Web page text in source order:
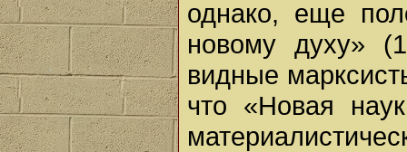
однако, еще
новому духу»
видные
что «Новая